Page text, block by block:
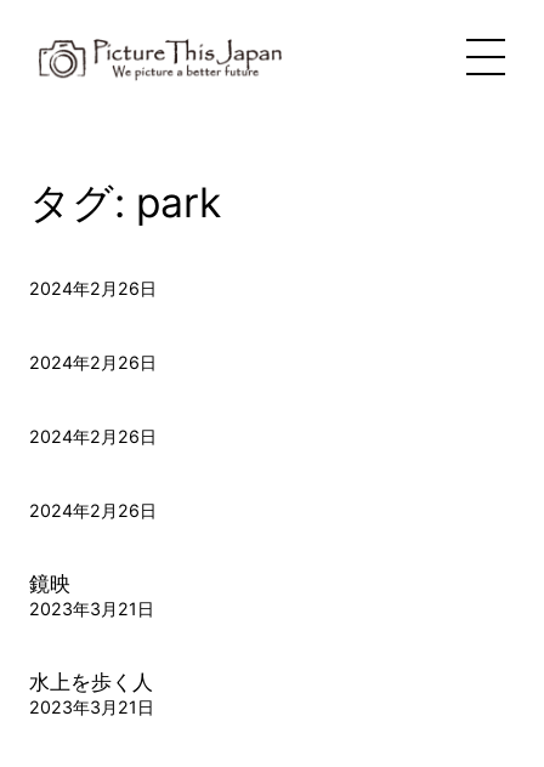
タグ: park
2024年2月26日
2024年2月26日
2024年2月26日
2024年2月26日
鏡映
2023年3月21日
水上を歩く人
2023年3月21日